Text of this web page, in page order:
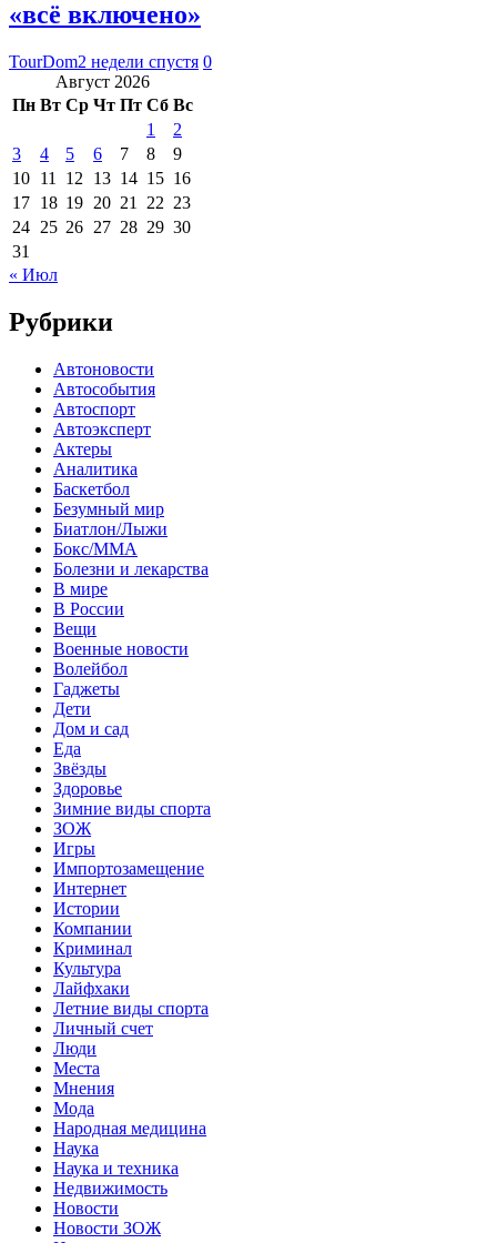
«всё включено»
TourDom2 недели спустя 0
Август 2026
Пн Вт Ср Чт Пт Сб Вс
1
2
3
4 5 6 7 8
9
10 11 12 13 14 15 16
17 18 19 20 21 22 23
24 25 26 27 28 29 30
31
« Июл
Рубрики
Автоновости
Автособытия
Автоспорт
Автоэксперт
Актеры
Аналитика
Баскетбол
Безумный мир
Биатлон/Лыжи
Бокс/MMA
Болезни и лекарства
В мире
В России
Вещи
Военные новости
Волейбол
Гаджеты
Дети
Дом и сад
Еда
Звёзды
Здоровье
Зимние виды спорта
ЗОЖ
Игры
Импортозамещение
Интернет
Истории
Компании
Криминал
Культура
Лайфхаки
Летние виды спорта
Личный счет
Люди
Места
Мнения
Мода
Народная медицина
Наука
Наука и техника
Недвижимость
Новости
Новости ЗОЖ